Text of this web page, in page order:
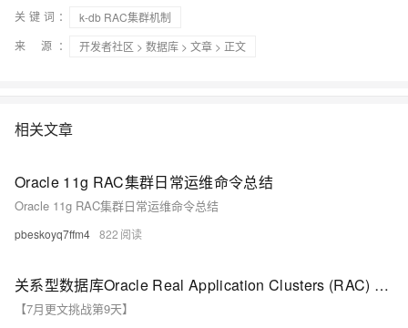
关键词：
k-db RAC集群机制
来 源：
开发者社区 > 数据库 > 文章 > 正文
相关文章
Oracle 11g RAC集群日常运维命令总结
Oracle 11g RAC集群日常运维命令总结
pbeskoyq7ffm4 822
关系型数据库Oracle Real Application Clusters (RAC) 提供集群环境下的高可用性
【7月更文挑战第9天】